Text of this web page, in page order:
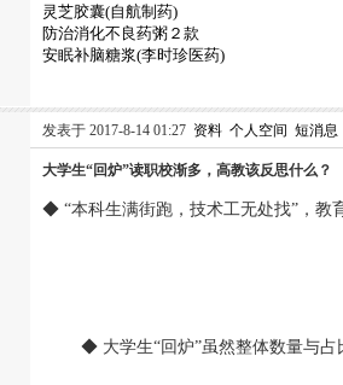
灵芝胶囊(自航制药)
防治消化不良药粥２款
安眠补脑糖浆(李时珍医药)
发表于 2017-8-14 01:27 资料 个人空间 短消息
大学生“回炉”读职校渐多，高教该反思什么？
◆ “本科生满街跑，技术工无处找”，教
◆ 大学生“回炉”虽然整体数量与占